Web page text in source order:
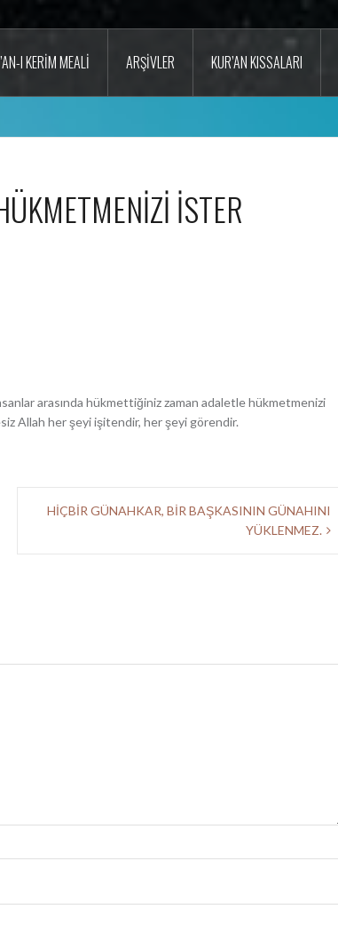
I KERIM MEALI ARŞIVLER KUR’AN KISSALARI
İSTER
arasında hükmettiğiniz zaman adaletle hükmetmenizi
Allah her şeyi işitendir, her şeyi görendir.
HİÇBİR GÜNAHKAR, BİR BAŞKASININ GÜNAHINI
YÜKLENMEZ.